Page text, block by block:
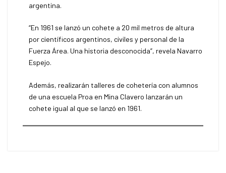
argentina.
“En 1961 se lanzó un cohete a 20 mil metros de altura
por científicos argentinos, civiles y personal de la
Fuerza Área. Una historia desconocida”, revela Navarro
Espejo.
Además, realizarán talleres de cohetería con alumnos
de una escuela Proa en Mina Clavero lanzarán un
cohete igual al que se lanzó en 1961.